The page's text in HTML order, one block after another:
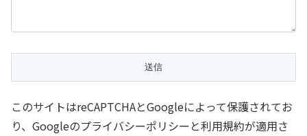
このサイトはreCAPTCHAとGoogleによって保護されてお
り、Googleのプライバシーポリシーと利用規約が適用さ